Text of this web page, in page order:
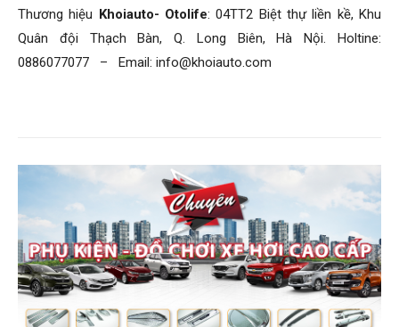
Thương hiệu Khoiauto- Otolife: 04TT2 Biệt thự liền kề, Khu
Quân đội Thạch Bàn, Q. Long Biên, Hà Nội. Holtine:
0886077077 – Email: info@khoiauto.com